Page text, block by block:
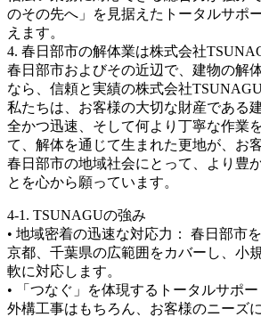
のその先へ」を見据えたトータルサポ
えます。
4. 春日部市の解体業は株式会社
春日部市およびその近辺で、建物の解
なら、信頼と実績の株式会社
私たちは、お客様の大切な財産である
全かつ迅速、そして何より丁寧な作業
て、解体を通じて生まれた更地が、お
春日部市の地域社会にとって、より豊
とを心から願っています。
4-1. TSUNAGUの強み
• 地域密着の迅速な対応力： 春日部市
京都、千葉県の広範囲をカバーし、小
軟に対応します。
• 「つなぐ」を体現するトータルサポー
外構工事はもちろん、お客様のニーズ